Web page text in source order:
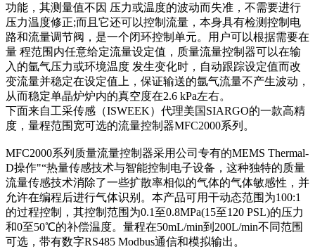
功能，其测量值不因 压力或温度的波动而失准，不需要进行
压力温度修正;而且它还可以控制流量，本身具有检测控制电
路和流量调节阀，是一个闭环控制单元。用户可以根据需要在
量 程范围内任意给定流量设定值，质量流量控制器可以在输
入的氩气压力或环境温度 发生变化时，自动跟踪设定值而改
变流量并稳定在设定值上，保证输送的氩气流量不产生波动，
从而稳定单晶炉炉内的真空度在2.6 kPa左右。
下面来自工采传感（ISWEEK）代理美国SIARGO的一款高精
度，量程范围宽可选的流量控制器MFC2000系列。
MFC2000系列质量流量控制器采用公司专有的MEMS Thermal-
D操作"“热量传感技术与智能控制电子设备，这种独特的质量
流量传感技术消除了一些扩散率相似的气体的气体敏感性，并
允许在编程后进行气体识别。本产品可用干动态范围为100:1
的过程控制，其控制范围为0.1至0.8MPa(15至120 PSL)的压力
和0至50℃的补偿温度。量程在50mL/min到200L/min不同范围
可选，带有数字RS485 Modbus通信和模拟输出。